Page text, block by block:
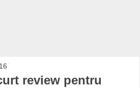
review pentru